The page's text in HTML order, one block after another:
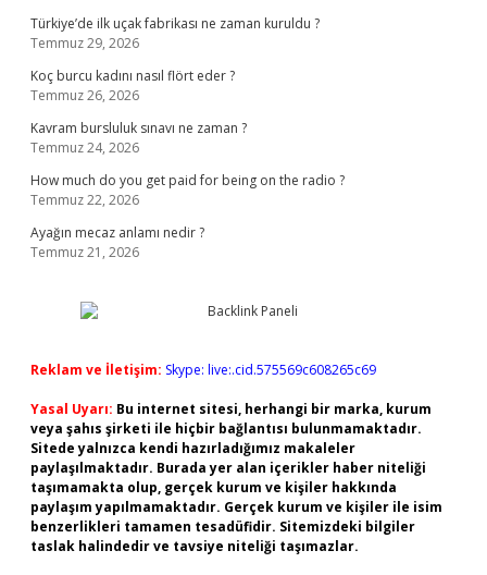
Türkiye’de ilk uçak fabrikası ne zaman kuruldu ?
Temmuz 29, 2026
Koç burcu kadını nasıl flört eder ?
Temmuz 26, 2026
Kavram bursluluk sınavı ne zaman ?
Temmuz 24, 2026
How much do you get paid for being on the radio ?
Temmuz 22, 2026
Ayağın mecaz anlamı nedir ?
Temmuz 21, 2026
Reklam ve İletişim: Skype: live:.cid.575569c608265c69
Yasal Uyarı: Bu internet sitesi, herhangi bir marka, kurum
veya şahıs şirketi ile hiçbir bağlantısı bulunmamaktadır.
Sitede yalnızca kendi hazırladığımız makaleler
paylaşılmaktadır. Burada yer alan içerikler haber niteliği
taşımamakta olup, gerçek kurum ve kişiler hakkında
paylaşım yapılmamaktadır. Gerçek kurum ve kişiler ile isim
benzerlikleri tamamen tesadüfidir. Sitemizdeki bilgiler
taslak halindedir ve tavsiye niteliği taşımazlar.